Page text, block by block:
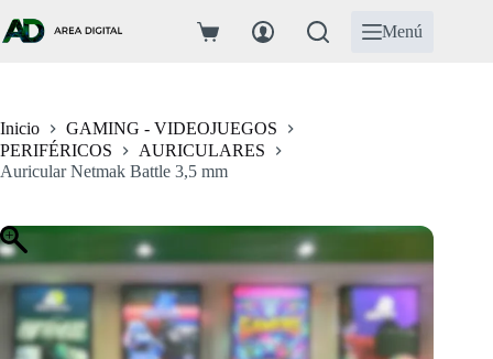
al
contenido
Carro
Menú
Inicio
GAMING - VIDEOJUEGOS
PERIFÉRICOS
AURICULARES
Auricular Netmak Battle 3,5 mm